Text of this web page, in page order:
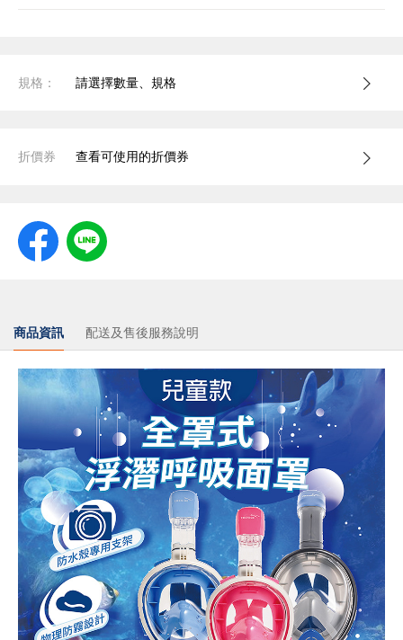
規格： 請選擇數量、規格
折價券 查看可使用的折價券
商品資訊 配送及售後服務說明